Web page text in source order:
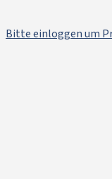
Bitte einloggen um